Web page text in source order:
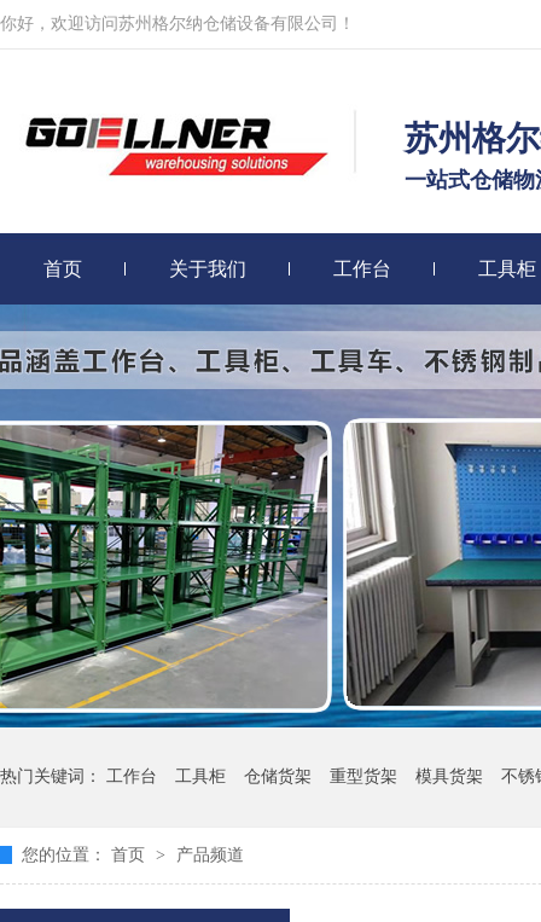
你好，欢迎访问苏州格尔纳仓储设备有限公司！
苏州格
一站式仓储
首页 关于我们 工作台 工具柜
热门关键词： 工作台 工具柜 仓储货架 重型货架 模具货架 不锈
您的位置： 首页 > 产品频道